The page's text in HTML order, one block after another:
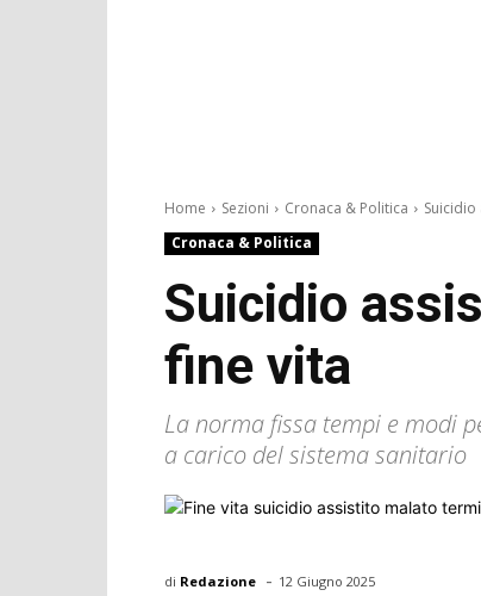
Home Sezioni Cronaca & Politica
Suicidio
Cronaca & Politica
Suicidio
fine vita
La norma fissa tempi e modi
a carico del sistema sanitario
di Redazione - 12 Giugno 2025